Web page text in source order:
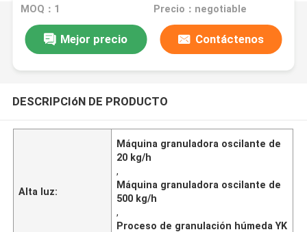
arena para gatos del azúcar
MOQ：1 Precio：negotiable
Mejor precio Contáctenos
DESCRIPCIóN DE PRODUCTO
Alta luz:
Máquina granuladora oscilante de
20 kg/h
,
Máquina granuladora oscilante de
500 kg/h
,
Proceso de granulación húmeda YK